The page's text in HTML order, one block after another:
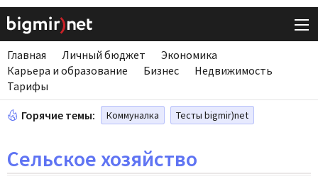
Главная Личный бюджет
Экономика
Карьера и образование
Бизнес
Недвижимость
Тарифы
Горячие темы: Коммуналка Тесты bigmir)net
Сельское хозяйство